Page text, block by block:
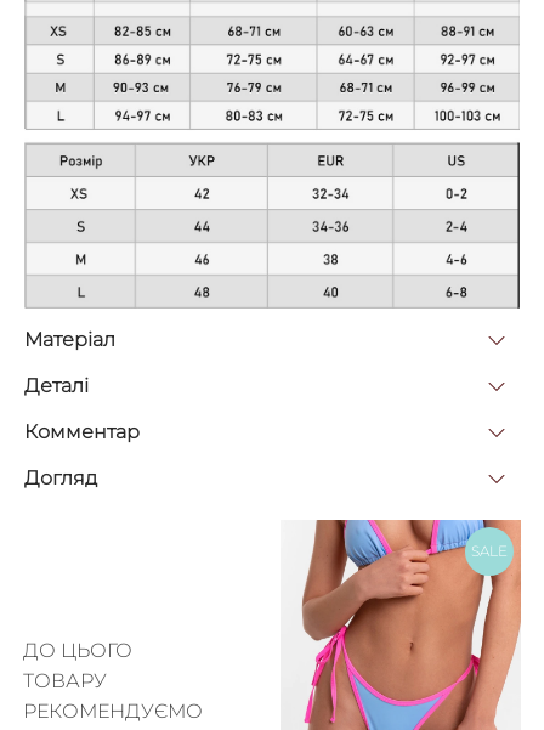
Матерiал
Деталi
Комментар
Догляд
ДО ЦЬОГО
ТОВАРУ
РЕКОМЕНДУЄМО
SALE